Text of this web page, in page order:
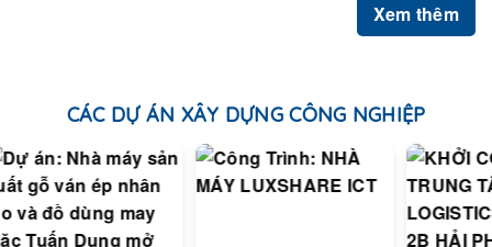
Xem thêm
CÁC DỰ ÁN XÂY DỰNG CÔNG NGHIỆP